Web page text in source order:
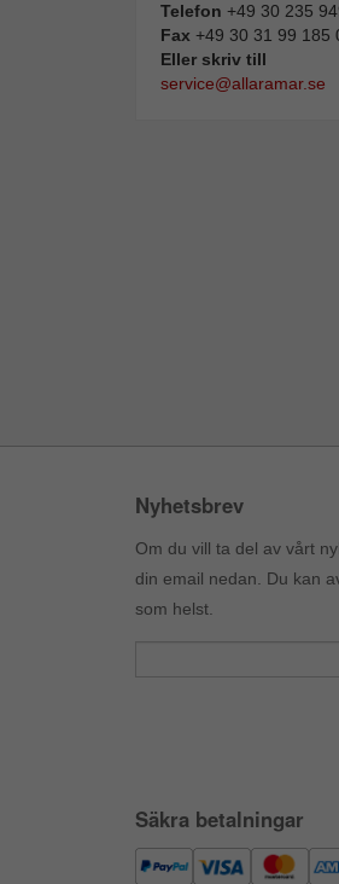
Telefon +49 30 235
Fax +49 30 31 99 185
Eller skriv till
service@allaramar.se
Nyhetsbrev
Om du vill ta del av vårt
din email nedan. Du kan
som helst.
Säkra betalningar